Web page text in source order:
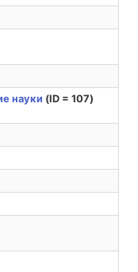
науки (ID = 107)